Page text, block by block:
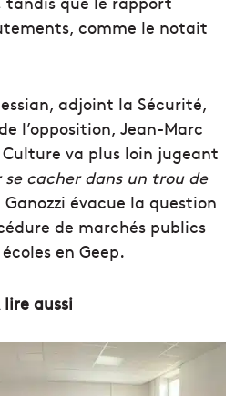
comme le notait
adjoint la Sécurité,
l’opposition, Jean-Marc
va plus loin jugeant
cacher dans un trou de
évacue la question
de marchés publics
en Geep.
lire aussi